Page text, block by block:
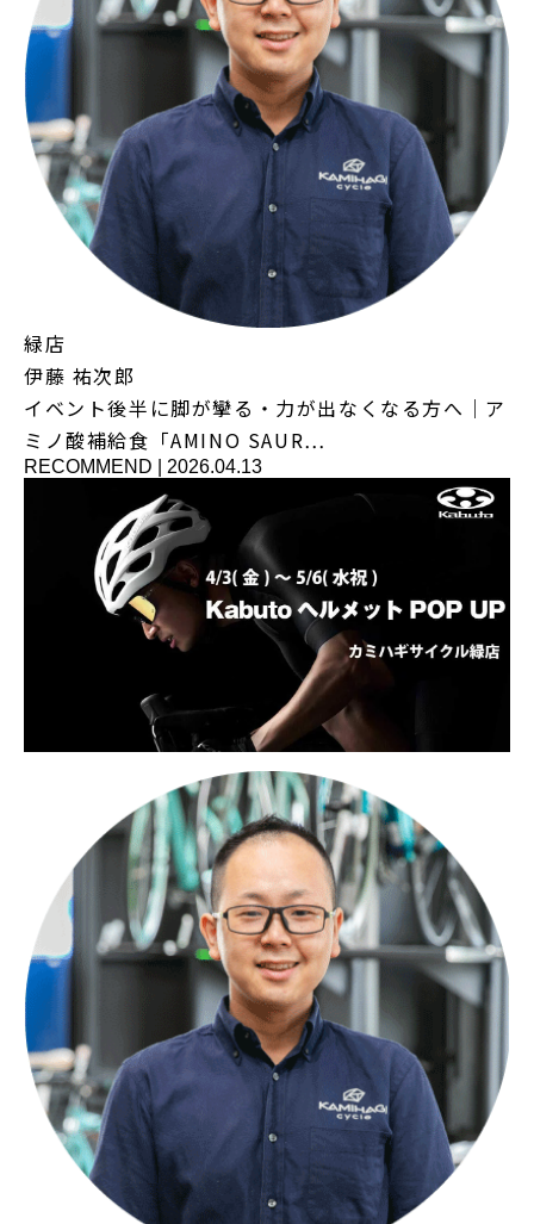
緑店
伊藤 祐次郎
イベント後半に脚が攣る・力が出なくなる方へ｜ア
ミノ酸補給食「AMINO SAUR…
RECOMMEND 2026.04.13